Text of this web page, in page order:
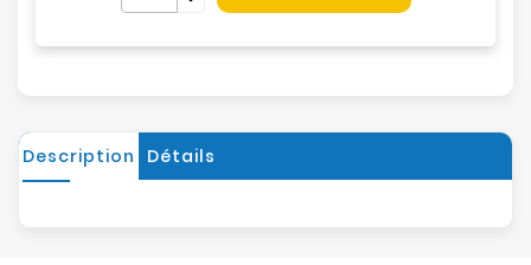
Description Détails